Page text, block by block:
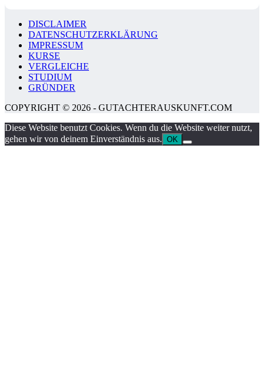
DISCLAIMER
DATENSCHUTZERKLÄRUNG
IMPRESSUM
KURSE
VERGLEICHE
STUDIUM
GRÜNDER
COPYRIGHT © 2026 - GUTACHTERAUSKUNFT.COM
Diese Website benutzt Cookies. Wenn du die Website weiter nutzt,
gehen wir von deinem Einverständnis aus. OK